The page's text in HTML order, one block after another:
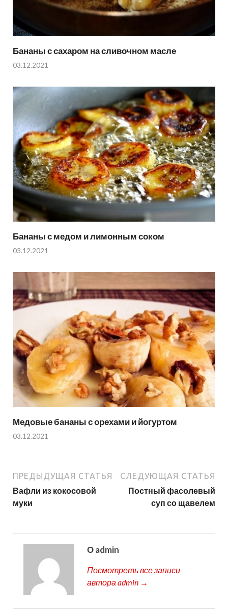
Бананы с сахаром на сливочном масле
03.12.2021
Бананы с медом и лимонным соком
03.12.2021
Медовые бананы с орехами и йогуртом
03.12.2021
ПРЕДЫДУЩАЯ СТАТЬЯ
Вафли из кокосовой
муки
СЛЕДУЮЩАЯ СТАТЬЯ
Постный фасолевый
суп со щавелем
О admin
Посмотреть все записи
автора admin →